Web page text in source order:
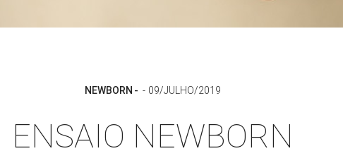
NEWBORN 09/JULHO/2019
ENSAIO NEWBORN